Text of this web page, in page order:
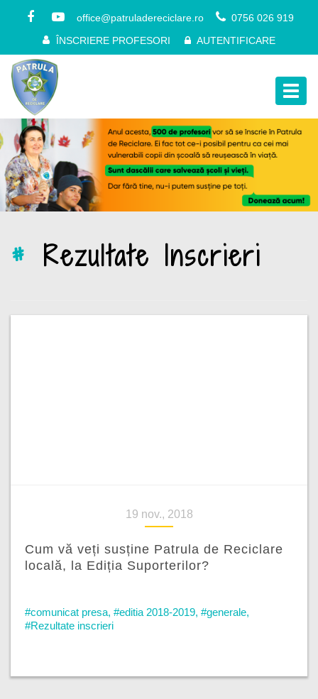
office@patruladereciclare.ro
0756 026 919
ÎNSCRIERE PROFESORI
AUTENTIFICARE
# Rezultate Inscrieri
19 nov., 2018
Cum vă veți susține Patrula de Reciclare
locală, la Ediția Suporterilor?
#comunicat presa, #editia 2018-2019, #generale,
#Rezultate inscrieri